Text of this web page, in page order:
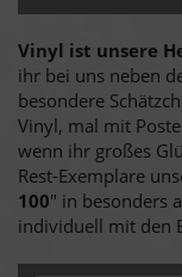
Vinyl ist unsere
ihr bei uns neben
besondere
Vinyl, mal mit
wenn ihr großes
Rest-Exemplare
100" in besonders
individuell mit den